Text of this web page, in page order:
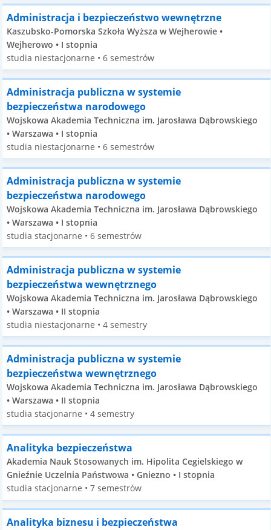
Administracja i bezpieczeństwo wewnętrzne
Kaszubsko-Pomorska Szkoła Wyższa w Wejherowie •
Wejherowo • I stopnia
studia niestacjonarne • 6 semestrów
Administracja publiczna w systemie
bezpieczeństwa narodowego
Wojskowa Akademia Techniczna im. Jarosława Dąbrowskiego
• Warszawa • I stopnia
studia niestacjonarne • 6 semestrów
Administracja publiczna w systemie
bezpieczeństwa narodowego
Wojskowa Akademia Techniczna im. Jarosława Dąbrowskiego
• Warszawa • I stopnia
studia stacjonarne • 6 semestrów
Administracja publiczna w systemie
bezpieczeństwa wewnętrznego
Wojskowa Akademia Techniczna im. Jarosława Dąbrowskiego
• Warszawa • II stopnia
studia niestacjonarne • 4 semestry
Administracja publiczna w systemie
bezpieczeństwa wewnętrznego
Wojskowa Akademia Techniczna im. Jarosława Dąbrowskiego
• Warszawa • II stopnia
studia stacjonarne • 4 semestry
Analityka bezpieczeństwa
Akademia Nauk Stosowanych im. Hipolita Cegielskiego w
Gnieźnie Uczelnia Państwowa • Gniezno • I stopnia
studia stacjonarne • 7 semestrów
Analityka biznesu i bezpieczeństwa